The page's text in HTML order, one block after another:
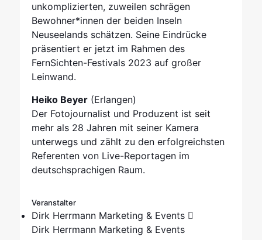
unkomplizierten, zuweilen schrägen
Bewohner*innen der beiden Inseln
Neuseelands schätzen. Seine Eindrücke
präsentiert er jetzt im Rahmen des
FernSichten-Festivals 2023 auf großer
Leinwand.
Heiko Beyer(Erlangen)
Der Fotojournalist und Produzent ist seit
mehr als 28 Jahren mit seiner Kamera
unterwegs und zählt zu den erfolgreichsten
Referenten von Live-Reportagen im
deutschsprachigen Raum.
Veranstalter
Dirk Herrmann Marketing & Events
Dirk Herrmann Marketing & Events